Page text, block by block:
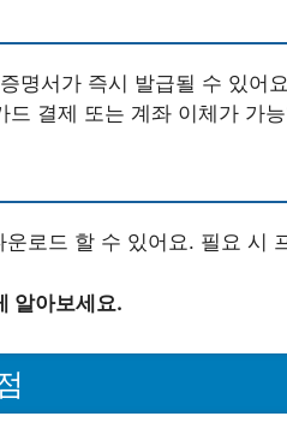
명서가 즉시 발급될 수 있어
결제 또는 계좌 이체가 가
로드 할 수 있어요. 필요 시
알아보세요.